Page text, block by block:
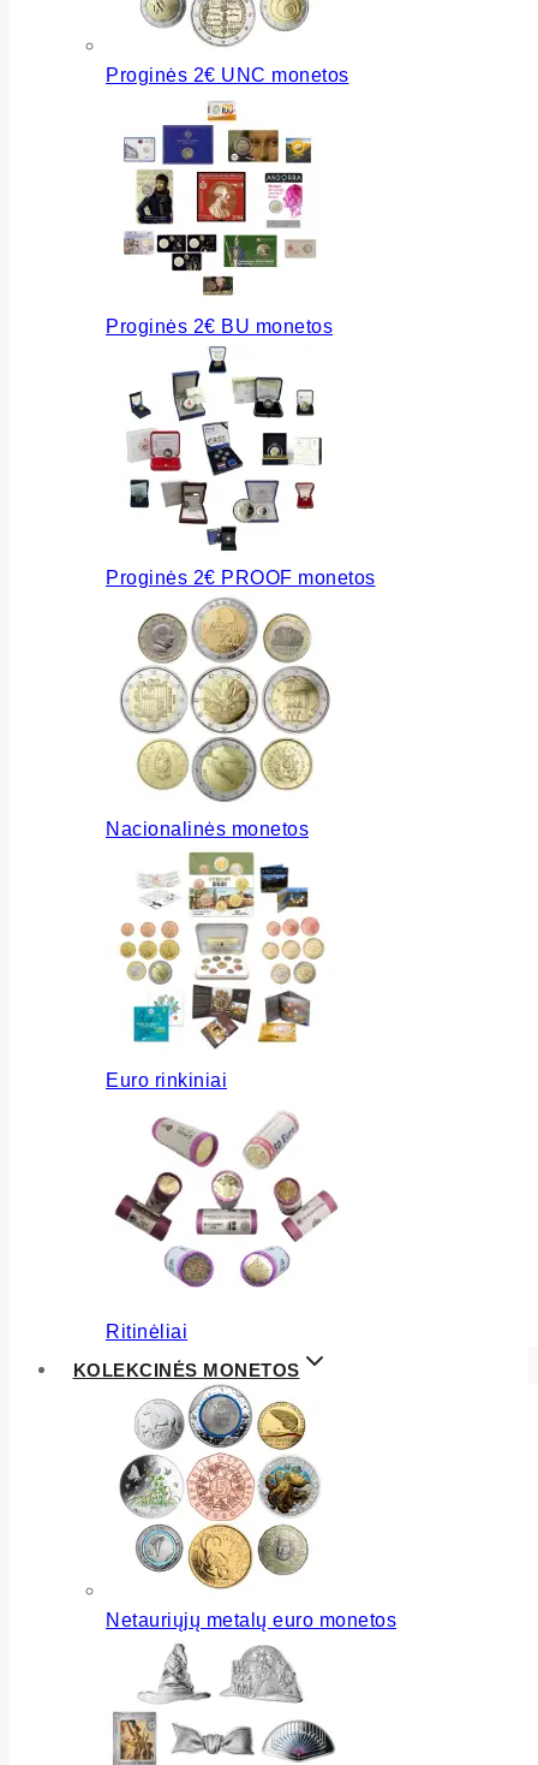
Proginės 2€ UNC monetos
Proginės 2€ BU monetos
Proginės 2€ PROOF monetos
Nacionalinės monetos
Euro rinkiniai
Ritinėliai
KOLEKCINĖS MONETOS
Netauriųjų metalų euro monetos